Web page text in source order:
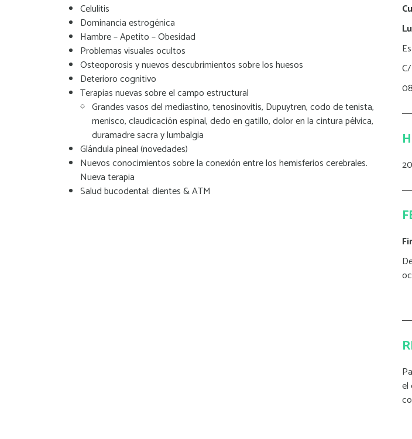
Celulitis
Dominancia estrogénica
Hambre – Apetito – Obesidad
Problemas visuales ocultos
Osteoporosis y nuevos descubrimientos sobre los huesos
Deterioro cognitivo
Terapias nuevas sobre el campo estructural
Grandes vasos del mediastino, tenosinovitis, Dupuytren, codo de tenista,
menisco, claudicación espinal, dedo en gatillo, dolor en la cintura pélvica,
duramadre sacra y lumbalgia
Glándula pineal (novedades)
Nuevos conocimientos sobre la conexión entre los hemisferios cerebrales.
Nueva terapia
Salud bucodental: dientes & ATM
el